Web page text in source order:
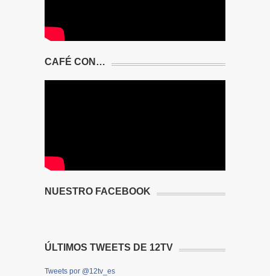
CAFÉ CON…
NUESTRO FACEBOOK
ÚLTIMOS TWEETS DE 12TV
Tweets por @12tv_es